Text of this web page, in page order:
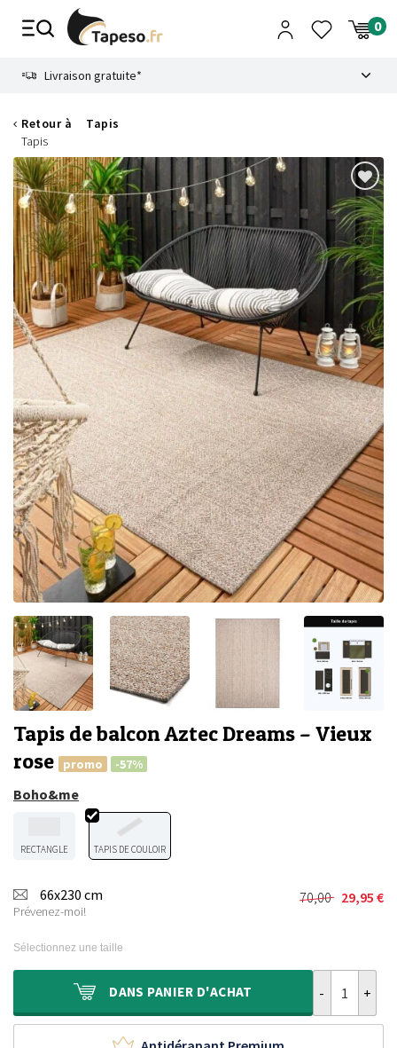
Livraison gratuite*
Retour à
Tapis
Tapis
Tapis de balcon Aztec Dreams – Vieux
rose
promo -57%
Boho&me
RECTANGLE TAPIS DE COULOIR
66x230 cm
Prévenez-moi!
70,00
Le
70,00 €.
29,95 €
Le
29,95 €.
Sélectionnez une taille
DANS PANIER D'ACHAT